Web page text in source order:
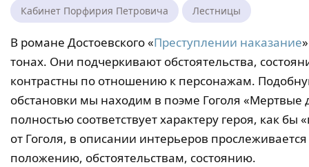
Кабинет Порфирия Петровича Лестницы
В романе Достоевского «Преступлении наказание
тонах. Они подчеркивают обстоятельства,
контрастны по отношению к персонажам.
обстановки мы находим в поэме Гоголя
полностью соответствует характеру героя, как
от Гоголя, в описании интерьеров
положению, обстоятельствам, состоянию.